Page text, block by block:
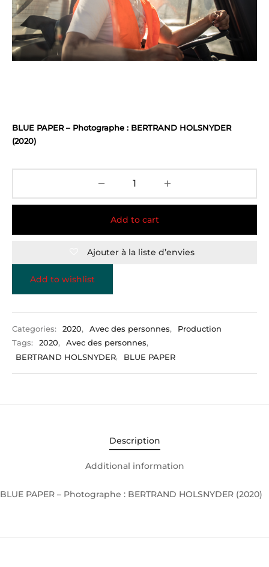
BLUE PAPER – Photographe : BERTRAND HOLSNYDER
(2020)
Add to cart
Ajouter à la liste d’envies
Add to wishlist
Categories: 2020, Avec des personnes,
Production
Tags:
2020, Avec des personnes,
BERTRAND HOLSNYDER, BLUE PAPER
Description
Additional information
BLUE PAPER – Photographe : BERTRAND HOLSNYDER (2020)